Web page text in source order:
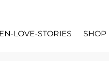
LOVE-STORIES SHOP